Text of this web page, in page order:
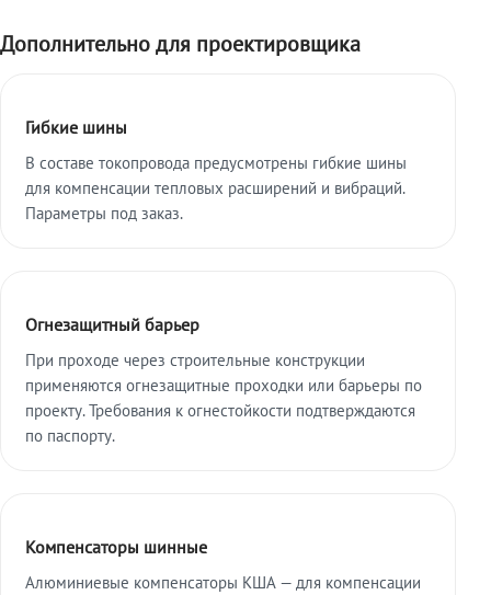
Дополнительно для проектировщика
Гибкие шины
В составе токопровода предусмотрены гибкие шины
для компенсации тепловых расширений и вибраций.
Параметры под заказ.
Огнезащитный барьер
При проходе через строительные конструкции
применяются огнезащитные проходки или барьеры по
проекту. Требования к огнестойкости подтверждаются
по паспорту.
Компенсаторы шинные
Алюминиевые компенсаторы КША — для компенсации